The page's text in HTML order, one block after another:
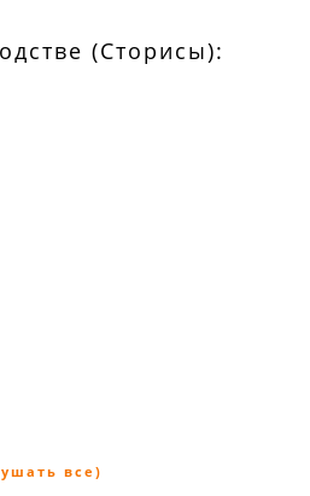
(Сторисы):
все)